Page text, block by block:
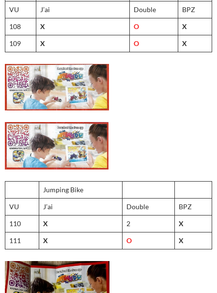
VU J’ai Double BPZ
108 X O X
109 X O X
Jumping Bike
VU J’ai Double BPZ
110 X 2 X
111 X O X